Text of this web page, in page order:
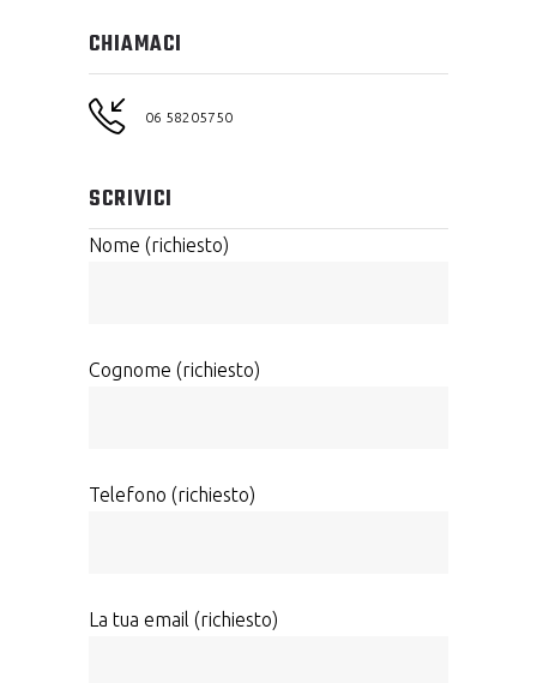
CHIAMACI
06 58205750
SCRIVICI
Nome (richiesto)
Cognome (richiesto)
Telefono (richiesto)
La tua email (richiesto)